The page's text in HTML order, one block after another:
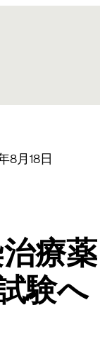
8月18日
療
験へ